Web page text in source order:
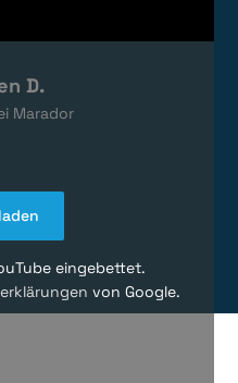
eingebettet.
von Google.
D.
Marador